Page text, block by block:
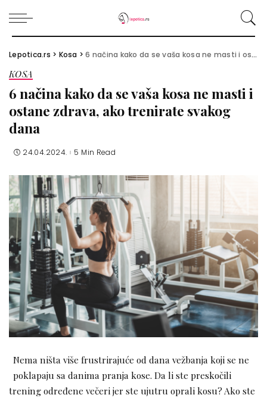
Lepotica.rs > Kosa >6 načina kako da se vaša kosa ne masti i ostane zdrava, ako trenirate svakog dana
KOSA
6 načina kako da se vaša kosa ne masti i
ostane zdrava, ako trenirate svakog
dana
24.04.2024. 5 Min Read
Nema ništa više frustrirajuće od dana vežbanja koji se ne
poklapaju sa danima pranja kose. Da li ste preskočili
trening određene večeri jer ste ujutru oprali kosu? Ako ste